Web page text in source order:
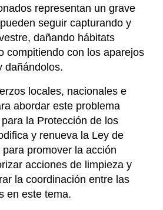
representan un grave
seguir capturando y
dañando hábitats
compitiendo con los aparejos
dañándolos.
locales, nacionales e
abordar este problema
la Protección de los
y renueva la Ley de
promover la acción
acciones de limpieza y
la coordinación entre las
en este tema.